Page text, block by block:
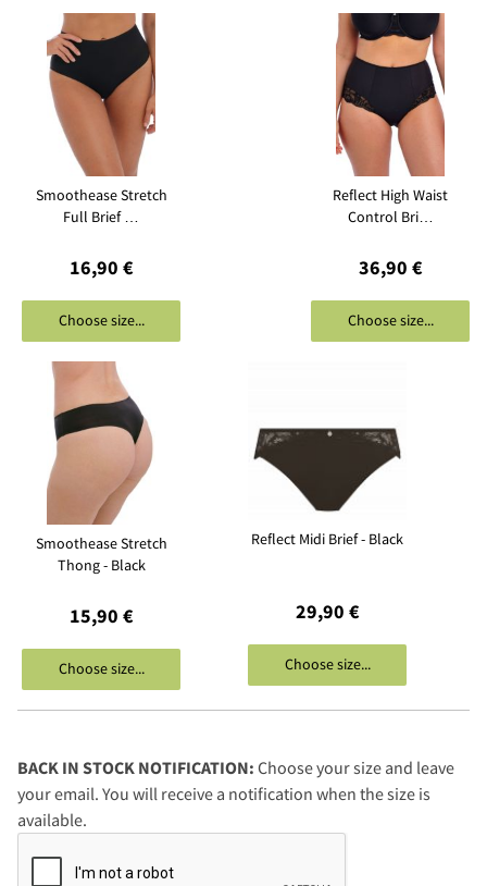
Smoothease Stretch
Full Brief …
16,90 €
Choose size...
Reflect High Waist
Control Bri…
36,90 €
Choose size...
Smoothease Stretch
Thong - Black
15,90 €
Choose size...
Reflect Midi Brief - Black
29,90 €
Choose size...
BACK IN STOCK NOTIFICATION: Choose your size and leave
your email. You will receive a notification when the size is
available.